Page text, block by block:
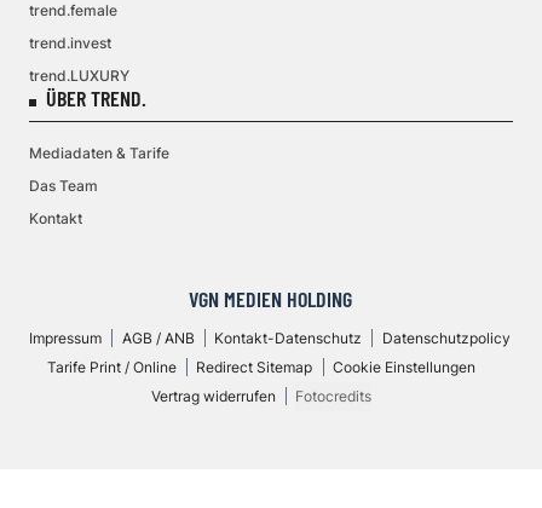
trend.female
trend.invest
trend.LUXURY
ÜBER TREND.
Mediadaten & Tarife
Das Team
Kontakt
VGN MEDIEN HOLDING
Impressum AGB / ANB Kontakt-Datenschutz
Datenschutzpolicy
Tarife Print / Online
Redirect Sitemap
Cookie Einstellungen
Vertrag widerrufen
Fotocredits